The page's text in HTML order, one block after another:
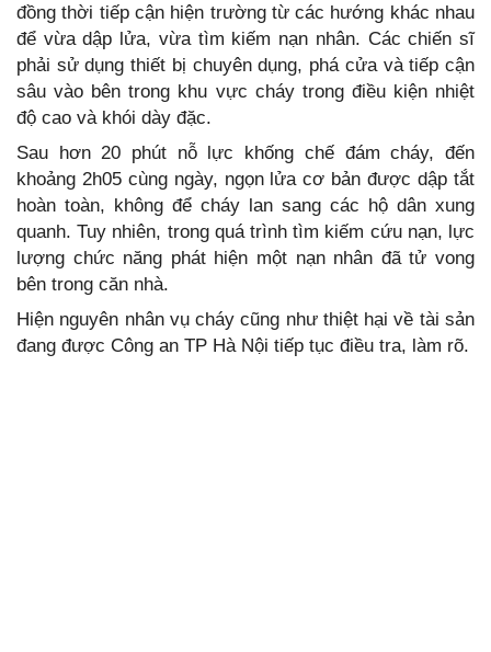
đồng thời tiếp cận hiện trường từ các hướng khác nhau
để vừa dập lửa, vừa tìm kiếm nạn nhân. Các chiến sĩ
phải sử dụng thiết bị chuyên dụng, phá cửa và tiếp cận
sâu vào bên trong khu vực cháy trong điều kiện nhiệt
độ cao và khói dày đặc.
Sau hơn 20 phút nỗ lực khống chế đám cháy, đến
khoảng 2h05 cùng ngày, ngọn lửa cơ bản được dập tắt
hoàn toàn, không để cháy lan sang các hộ dân xung
quanh. Tuy nhiên, trong quá trình tìm kiếm cứu nạn, lực
lượng chức năng phát hiện một nạn nhân đã tử vong
bên trong căn nhà.
Hiện nguyên nhân vụ cháy cũng như thiệt hại về tài sản
đang được Công an TP Hà Nội tiếp tục điều tra, làm rõ.